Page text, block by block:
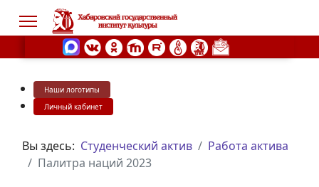
Наши логотипы
Личный кабинет
Вы здесь: Студенческий актив
Работа актива
Палитра наций 2023